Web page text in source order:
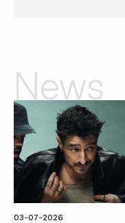
News
03-07-2026